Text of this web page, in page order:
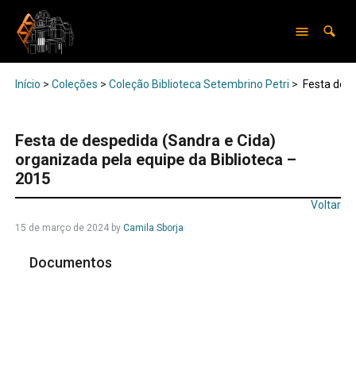
Início > Coleções > Coleção Biblioteca Setembrino Petri > Festa de
Festa de despedida (Sandra e Cida)
organizada pela equipe da Biblioteca –
2015
Voltar
15 de março de 2024by Camila Sborja
Documentos